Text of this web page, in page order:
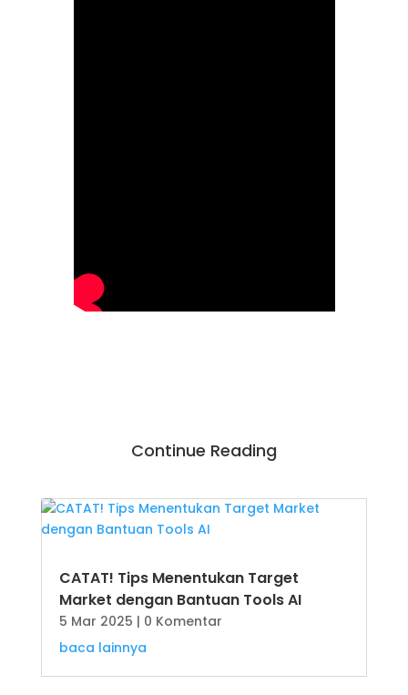
Continue Reading
CATAT! Tips Menentukan Target
Market dengan Bantuan Tools AI
5 Mar 2025 | 0 Komentar
baca lainnya